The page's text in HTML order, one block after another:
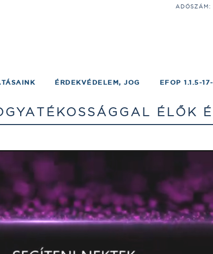
ADÓSZÁM:
ÉRDEKVÉDELEM, JOG EFOP 1.1.5-
ÉLŐK